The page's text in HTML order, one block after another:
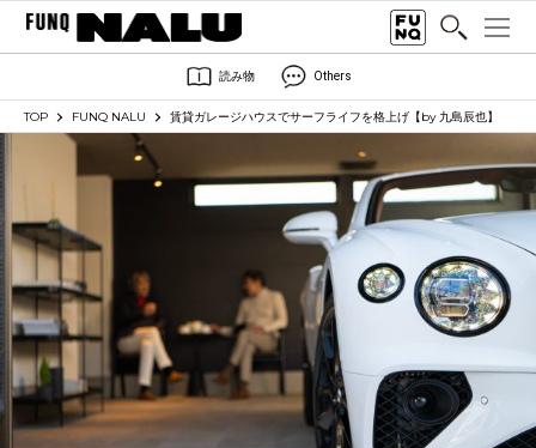
読み物 Others
TOP FUNQ NALU 賃貸ガレージハウスでサーフライフを格上げ【by 九島辰也】